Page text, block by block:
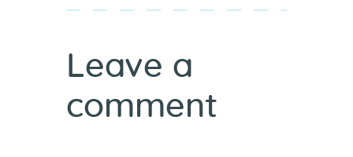
Leave a
comment